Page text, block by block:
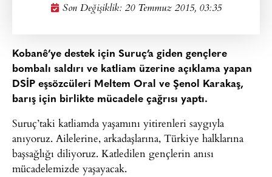
Son Değişiklik: 20 Temmuz 2015, 03:35
Kobanê’ye destek için Suruç’a giden gençlere
bombalı saldırı ve katliam üzerine açıklama yapan
DSİP eşsözcüleri Meltem Oral ve Şenol Karakaş,
barış için birlikte mücadele çağrısı yaptı.
Suruç’taki katliamda yaşamını yitirenleri saygıyla
anıyoruz. Ailelerine, arkadaşlarına, Türkiye halklarına
başsağlığı diliyoruz. Katledilen gençlerin anısı
mücadelemizde yaşayacak.